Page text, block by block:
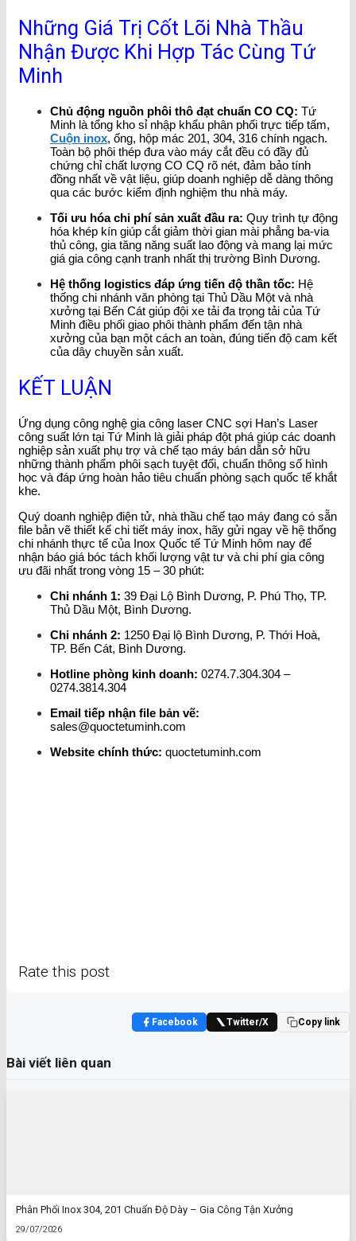
Những Giá Trị Cốt Lõi Nhà Thầu
Nhận Được Khi Hợp Tác Cùng Tứ
Minh
Chủ động nguồn phôi thô đạt chuẩn CO CQ: Tứ
Minh là tổng kho sỉ nhập khẩu phân phối trực tiếp tấm,
Cuộn inox, ống, hộp mác 201, 304, 316 chính ngạch.
Toàn bộ phôi thép đưa vào máy cắt đều có đầy đủ
chứng chỉ chất lượng CO CQ rõ nét, đảm bảo tính
đồng nhất về vật liệu, giúp doanh nghiệp dễ dàng thông
qua các bước kiểm định nghiệm thu nhà máy.
Tối ưu hóa chi phí sản xuất đầu ra: Quy trình tự động
hóa khép kín giúp cắt giảm thời gian mài phẳng ba-via
thủ công, gia tăng năng suất lao động và mang lại mức
giá gia công cạnh tranh nhất thị trường Bình Dương.
Hệ thống logistics đáp ứng tiến độ thần tốc: Hệ
thống chi nhánh văn phòng tại Thủ Dầu Một và nhà
xưởng tại Bến Cát giúp đội xe tải đa trọng tải của Tứ
Minh điều phối giao phôi thành phẩm đến tận nhà
xưởng của bạn một cách an toàn, đúng tiến độ cam kết
của dây chuyền sản xuất.
KẾT LUẬN
Ứng dụng công nghệ gia công laser CNC sợi Han’s Laser
công suất lớn tại Tứ Minh là giải pháp đột phá giúp các doanh
nghiệp sản xuất phụ trợ và chế tạo máy bán dẫn sở hữu
những thành phẩm phôi sạch tuyệt đối, chuẩn thông số hình
học và đáp ứng hoàn hảo tiêu chuẩn phòng sạch quốc tế khắt
khe.
Quý doanh nghiệp điện tử, nhà thầu chế tạo máy đang có sẵn
file bản vẽ thiết kế chi tiết máy inox, hãy gửi ngay về hệ thống
chi nhánh thực tế của Inox Quốc tế Tứ Minh hôm nay để
nhận báo giá bóc tách khối lượng vật tư và chi phí gia công
ưu đãi nhất trong vòng 15 – 30 phút:
Chi nhánh 1: 39 Đại Lộ Bình Dương, P. Phú Thọ, TP.
Thủ Dầu Một, Bình Dương.
Chi nhánh 2: 1250 Đại lộ Bình Dương, P. Thới Hoà,
TP. Bến Cát, Bình Dương.
Hotline phòng kinh doanh: 0274.7.304.304 –
0274.3814.304
Email tiếp nhận file bản vẽ:
sales@quoctetuminh.com
Website chính thức: quoctetuminh.com
Rate this post
Facebook Twitter/X Copy link
Bài viết liên quan
Phân Phối Inox 304, 201 Chuẩn Độ Dày – Gia Công Tận Xưởng
29/07/2026